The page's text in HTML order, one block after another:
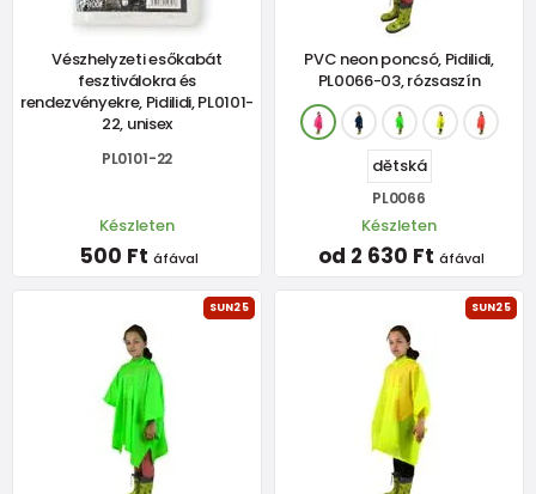
Vészhelyzeti esőkabát
fesztiválokra és
rendezvényekre, Pidilidi, PL0101-
22, unisex
PL0101-22
Készleten
500 Ft áfával
PVC neon poncsó, Pidilidi,
PL0066-03, rózsaszín
dětská
PL0066
Készleten
od 2 630 Ft áfával
SUN25 SUN25